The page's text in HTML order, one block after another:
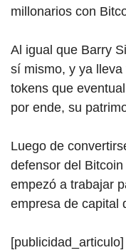
millonarios con Bi
Al igual que Barry
sí mismo, y ya
tokens que
por ende, su
Luego de
defensor del
empezó a trabajar
empresa de capital
[publicidad_articulo]